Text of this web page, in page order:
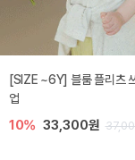
[SIZE ~6Y] 블룸 플리츠
업
10% 33,300원